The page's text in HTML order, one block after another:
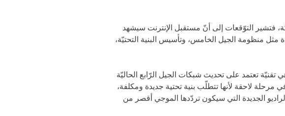
فتشير التوّقعات إلى أنّ مستقبل الإنترنت سيشهد
مثل منظومة الجيل الخامس، وتأسيس البنية التحتيّة،
تقنيّة تعتمد على تحديث شبكات الجيل الرّابع الحاليّة
لاحقة لأنها تتطلّب بنية تحتية جديدة ومكلفة،
الجديدة التي سيكون تردّدها الموجي أقصر من